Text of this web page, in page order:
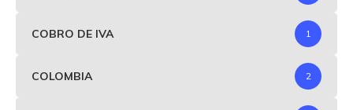
COBRO DE IVA 1
COLOMBIA 2